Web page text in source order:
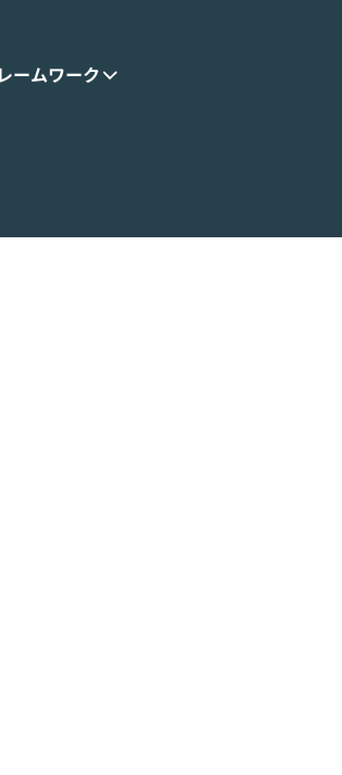
数分でワークフローが完
Gmail等の外部サービス
できるポイントなど、実
なイメージをお届けしま
社内導入の進め方など、
深掘りしていきます。
で自動化してみたいけ
いただきたいイベントで
ームワーク